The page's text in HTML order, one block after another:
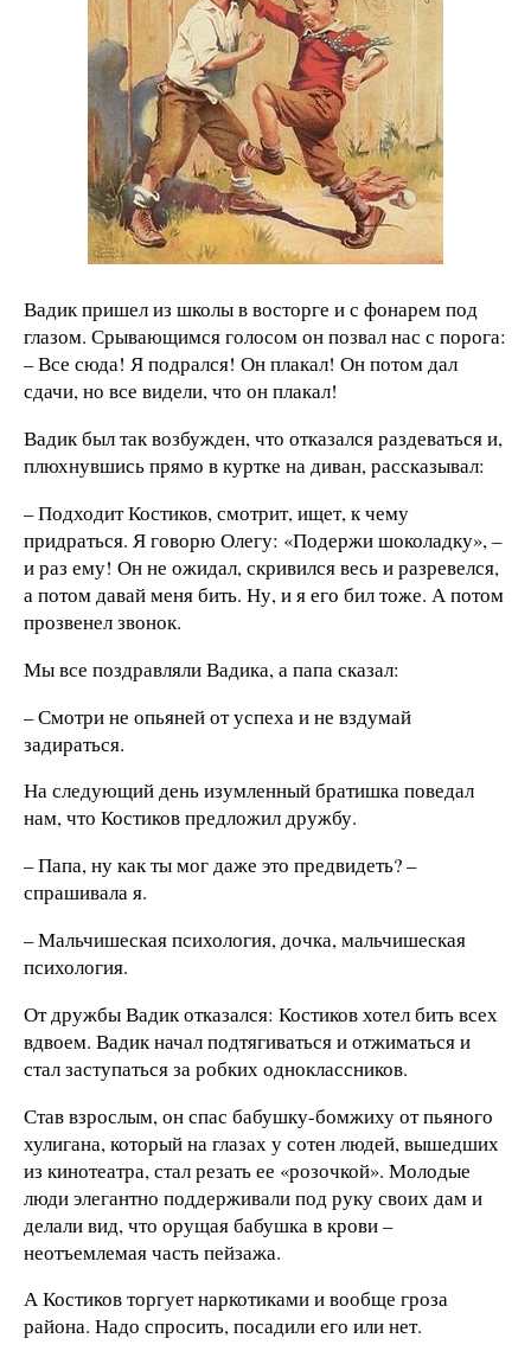
Вадик пришел из школы в восторге и с фонарем под
глазом. Срывающимся голосом он позвал нас с порога:
– Все сюда! Я подрался! Он плакал! Он потом дал
сдачи, но все видели, что он плакал!
Вадик был так возбужден, что отказался раздеваться и,
плюхнувшись прямо в куртке на диван, рассказывал:
– Подходит Костиков, смотрит, ищет, к чему
придраться. Я говорю Олегу: «Подержи шоколадку», –
и раз ему! Он не ожидал, скривился весь и разревелся,
а потом давай меня бить. Ну, и я его бил тоже. А потом
прозвенел звонок.
Мы все поздравляли Вадика, а папа сказал:
– Смотри не опьяней от успеха и не вздумай
задираться.
На следующий день изумленный братишка поведал
нам, что Костиков предложил дружбу.
– Папа, ну как ты мог даже это предвидеть? –
спрашивала я.
– Мальчишеская психология, дочка, мальчишеская
психология.
От дружбы Вадик отказался: Костиков хотел бить всех
вдвоем. Вадик начал подтягиваться и отжиматься и
стал заступаться за робких одноклассников.
Став взрослым, он спас бабушку-бомжиху от пьяного
хулигана, который на глазах у сотен людей, вышедших
из кинотеатра, стал резать ее «розочкой». Молодые
люди элегантно поддерживали под руку своих дам и
делали вид, что орущая бабушка в крови –
неотъемлемая часть пейзажа.
А Костиков торгует наркотиками и вообще гроза
района. Надо спросить, посадили его или нет.